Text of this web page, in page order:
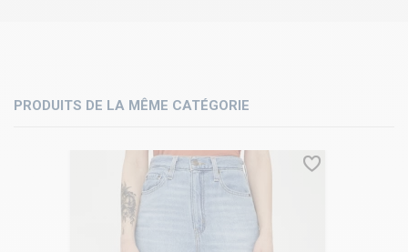
PRODUITS DE LA MÊME CATÉGORIE